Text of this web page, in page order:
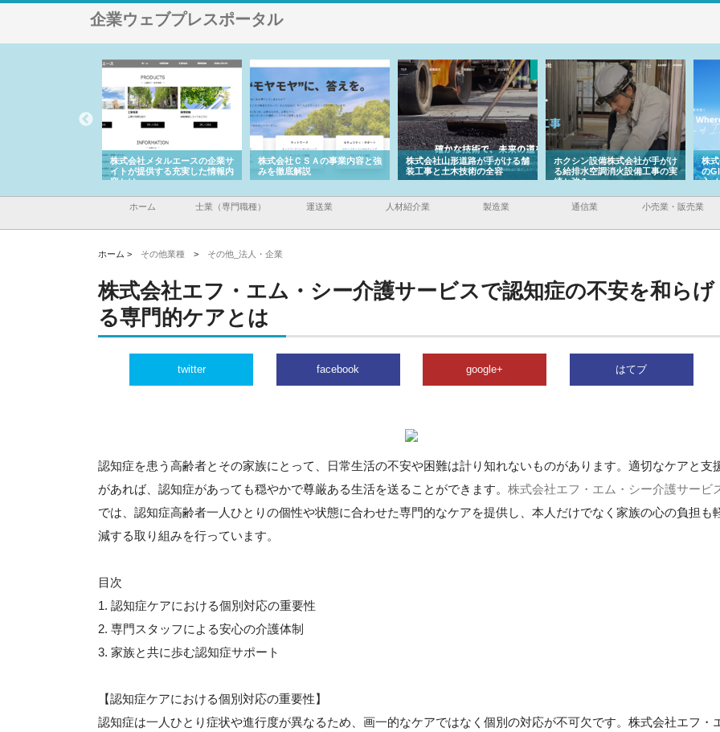
企業ウェブプレスポータル
株式会社ＣＳＡの事業内容と強
みを徹底解説
株式会社山形道路が手がける舗
装工事と土木技術の全容
ホクシン設備株式会社が手がけ
る給排水空調消火設備工事の実
績と強み
株式会社東京シー・エム・シー
のGISインフラ管理システム導
入メリット
株
か
由
ホーム 士業（専門職種） 運送業 人材紹介業 製造業 通信業 小売業・販売業
ホーム > その他業種 > その他_法人・企業
株式会社エフ・エム・シー介護サービスで認知症の不安を和らげ
る専門的ケアとは
twitter facebook google+ はてブ
認知症を患う高齢者とその家族にとって、日常生活の不安や困難は計り知れないものがあります。適切なケアと支
があれば、認知症があっても穏やかで尊厳ある生活を送ることができます。 株式会社エフ・エム・シー介護サービ
では、認知症高齢者一人ひとりの個性や状態に合わせた専門的なケアを提供し、本人だけでなく家族の心の負担も
減する取り組みを行っています。
目次
1. 認知症ケアにおける個別対応の重要性
2. 専門スタッフによる安心の介護体制
3. 家族と共に歩む認知症サポート
【認知症ケアにおける個別対応の重要性】
認知症は一人ひとり症状や進行度が異なるため、画一的なケアではなく個別の対応が不可欠です。株式会社エフ・